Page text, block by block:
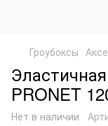
Гроубоксы
PRONET
Нет в наличии